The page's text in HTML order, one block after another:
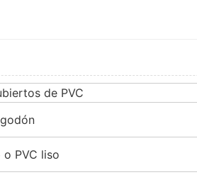
de PVC
o PVC liso